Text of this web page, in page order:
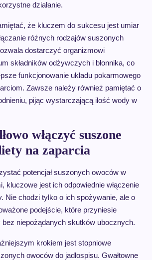
działanie.
że kluczem do sukcesu jest umiar
różnych rodzajów suszonych
dostarczyć organizmowi
składników odżywczych i błonnika, co
funkcjonowanie układu pokarmowego
Zawsze należy również pamiętać o
pijąc wystarczającą ilość wody w
włączyć suszone
na zaparcia
potencjał suszonych owoców w
kluczowe jest ich odpowiednie włączenie
Nie chodzi tylko o ich spożywanie, ale o
podejście, które przyniesie
bez niepożądanych skutków ubocznych.
krokiem jest stopniowe
owoców do jadłospisu. Gwałtowne